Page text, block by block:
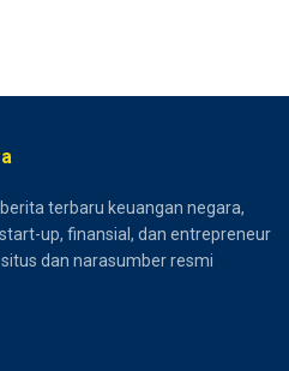
terbaru keuangan negara,
up, finansial, dan entrepreneur
dan narasumber resmi